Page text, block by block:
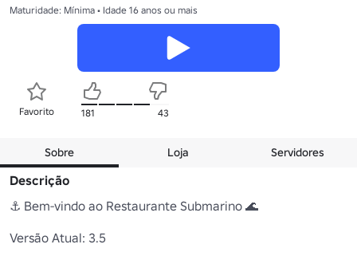
Maturidade: Mínima • Idade 16 anos ou mais
Favorito 181 43
Sobre Loja Servidores
Descrição
⚓ Bem-vindo ao Restaurante Submarino 🌊
Versão Atual: 3.5